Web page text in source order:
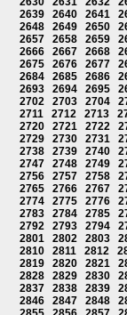
2639
2640 2641
2648
2649 2650
2657
2658 2659
2666
2667 2668
2675
2676 2677
2684
2685 2686
2693
2694 2695
2702
2703 2704
2711
2712 2713
2720
2721 2722
2729
2730 2731
2738
2739 2740
2747
2748 2749
2756
2757 2758
2765
2766 2767
2774
2775 2776
2783
2784 2785
2792
2793 2794
2801
2802 2803
2810
2811 2812
2819
2820 2821
2828
2829 2830
2837
2838 2839
2846
2847 2848